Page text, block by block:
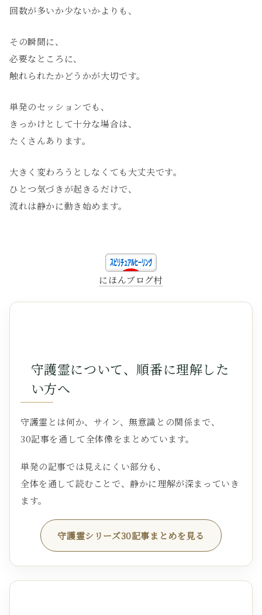
回数が多いか少ないかよりも、
その瞬間に、
必要なところに、
触れられたかどうかが大切です。
単発のセッションでも、
きっかけとして十分な場合は、
たくさんあります。
大きく変わろうとしなくても大丈夫です。
ひとつ気づきが起きるだけで、
流れは静かに動き始めます。
にほんブログ村
守護霊について、順番に理解した
い方へ
守護霊とは何か、サイン、無意識との関係まで、
30記事を通して全体像をまとめています。
単発の記事では見えにくい部分も、
全体を通して読むことで、静かに理解が深まっていき
ます。
守護霊シリーズ30記事まとめを見る